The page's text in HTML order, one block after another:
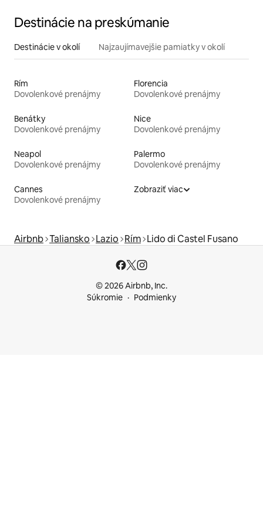
Destinácie na preskúmanie
Destinácie v okolí Najzaujímavejšie pamiatky v okolí
Rím
Dovolenkové prenájmy
Florencia
Dovolenkové prenájmy
Benátky
Dovolenkové prenájmy
Nice
Dovolenkové prenájmy
Neapol
Dovolenkové prenájmy
Palermo
Dovolenkové prenájmy
Cannes
Dovolenkové prenájmy
Zobraziť viac
Airbnb Taliansko Lazio Rím Lido di Castel Fusano
© 2026 Airbnb, Inc.
Súkromie
Podmienky